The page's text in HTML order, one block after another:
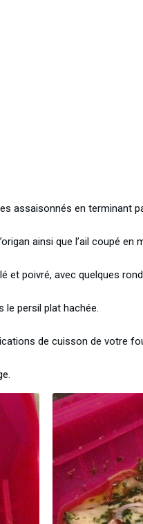
assaisonnés en terminant
ainsi que l’ail coupé en
poivré, avec quelques
persil plat hachée.
de cuisson de votre